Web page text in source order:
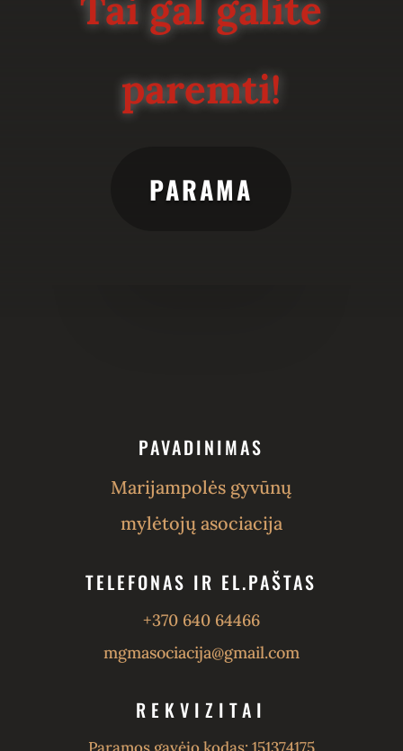
Tai gal galite
paremti!
PARAMA
PAVADINIMAS
Marijampolės gyvūnų
mylėtojų asociacija
TELEFONAS IR EL.PAŠTAS
+370 640 64466
mgmasociacija@gmail.com
REKVIZITAI